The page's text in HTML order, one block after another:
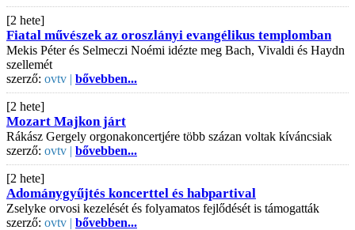
[2 hete]
Fiatal művészek az oroszlányi evangélikus templomban
Mekis Péter és Selmeczi Noémi idézte meg Bach, Vivaldi és Haydn
szellemét
szerző: ovtv | bővebben...
[2 hete]
Mozart Majkon járt
Rákász Gergely orgonakoncertjére több százan voltak kíváncsiak
szerző: ovtv | bővebben...
[2 hete]
Adománygyűjtés koncerttel és habpartival
Zselyke orvosi kezelését és folyamatos fejlődését is támogatták
szerző: ovtv | bővebben...